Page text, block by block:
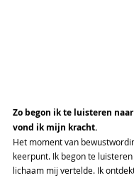
Zo begon ik te luisteren
vond ik mijn kracht.
Het moment van
keerpunt. Ik begon te
lichaam mij vertelde. Ik